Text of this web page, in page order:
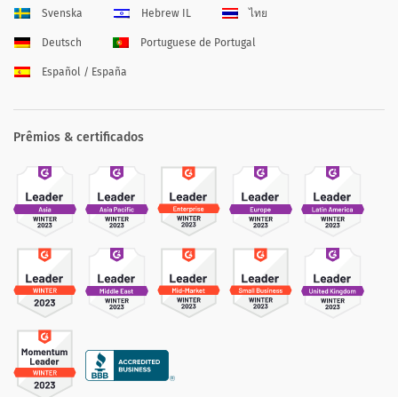
Svenska Hebrew IL ไทย
Deutsch Portuguese de Portugal
Español / España
Prêmios & certificados